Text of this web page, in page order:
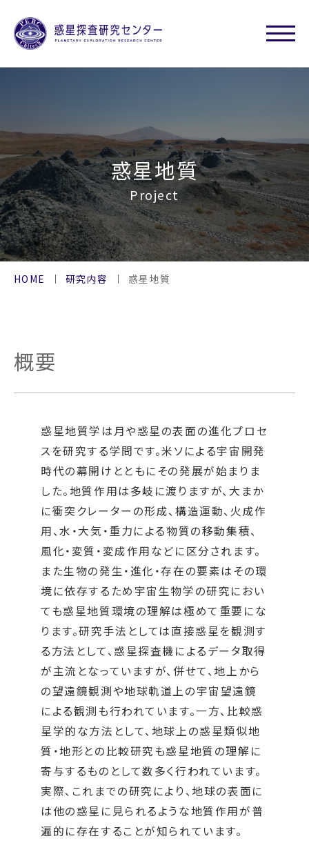
惑星地質
Project
HOME 研究内容 惑星地質
概要
惑星地質学は月や惑星の表面の進化プロセ
スを研究する学問です。米ソによる宇宙開発
時代の幕開けとともにその発展が始まりま
した。地質作用は多岐に渡りますが、大まか
に衝突クレーターの形成、構造運動、火成作
用、水・大気・重力による物質の移動集積、
風化・変質・変成作用などに区分されます。
また生物の発生・進化・存在の要素はその環
境に依存するため宇宙生物学の研究におい
ても惑星地質環境の理解は極めて重要にな
ります。研究手法としては直接惑星を観測す
る方法として、惑星探査機によるデータ取得
が主流となっていますが、併せて、地上から
の望遠鏡観測や地球軌道上の宇宙望遠鏡
による観測も行われています。一方、比較惑
星学的な方法として、地球上の惑星類似地
質・地形との比較研究も惑星地質の理解に
寄与するものとして数多く行われています。
実際、これまでの研究により、地球の表面に
は他の惑星に見られるような地質作用が普
遍的に存在することが知られています。